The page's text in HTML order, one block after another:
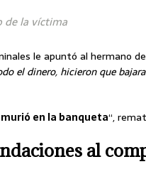
de la víctima
le apuntó al hermano
el dinero, hicieron que
en la banqueta“,
al